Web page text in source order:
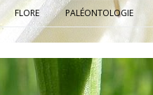
FLORE PALÉONTOLOGIE